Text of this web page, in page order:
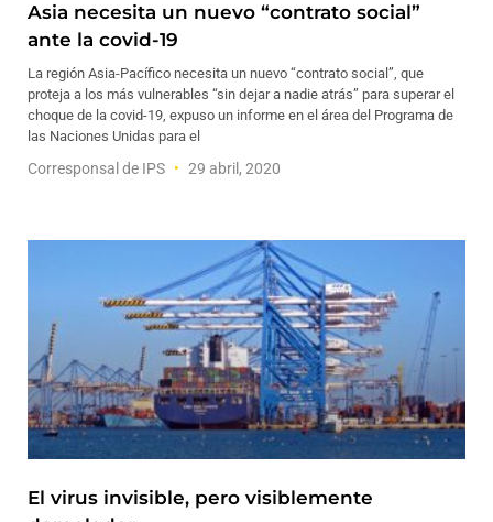
Asia necesita un nuevo “contrato social”
ante la covid-19
La región Asia-Pacífico necesita un nuevo “contrato social”, que
proteja a los más vulnerables “sin dejar a nadie atrás” para superar el
choque de la covid-19, expuso un informe en el área del Programa de
las Naciones Unidas para el
Corresponsal de IPS 29 abril, 2020
El virus invisible, pero visiblemente